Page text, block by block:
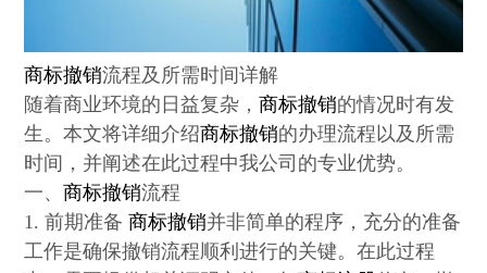
商标撤销流程及所需时间详解
随着商业环境的日益复杂，商标撤销的情况时有发
生。本文将详细介绍商标撤销的办理流程以及所需
时间，并阐述在此过程中我公司的专业优势。
一、商标撤销流程
1. 前期准备商标撤销并非简单的程序，充分的准备
工作是确保撤销流程顺利进行的关键。在此过程